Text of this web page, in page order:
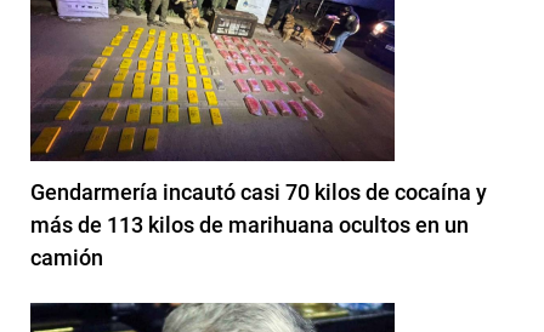
Gendarmería incautó casi 70 kilos de cocaína y
más de 113 kilos de marihuana ocultos en un
camión